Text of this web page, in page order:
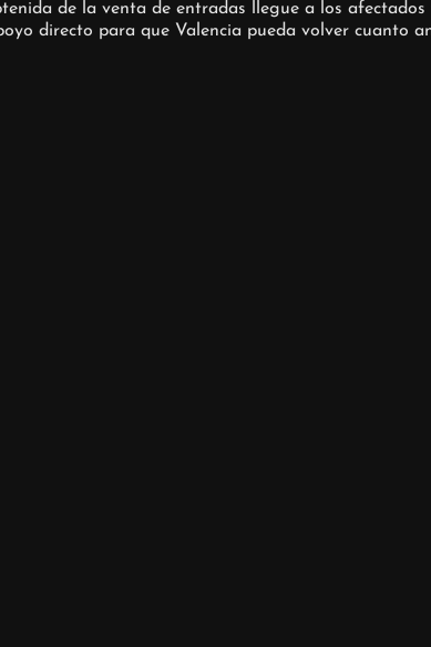
de la venta de entradas llegue a los
directo para que Valencia pueda volver cuanto